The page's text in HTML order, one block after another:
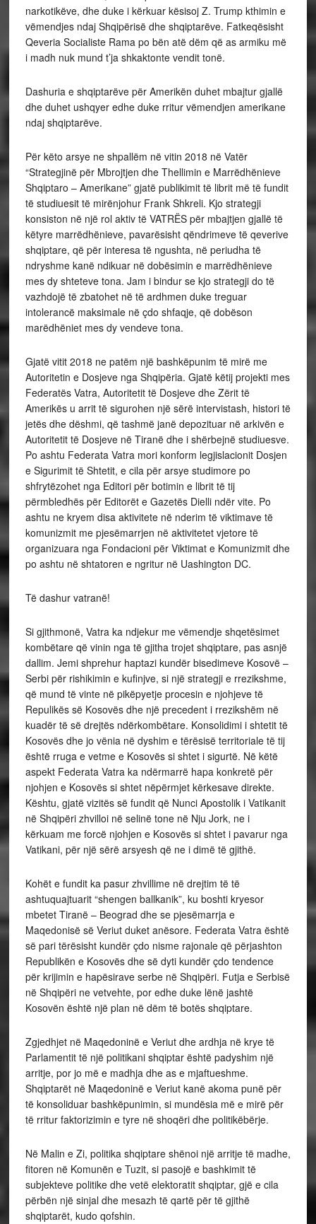
narkotikëve, dhe duke i kërkuar kësisoj Z. Trump kthimin e
vëmendjes ndaj Shqipërisë dhe shqiptarëve. Fatkeqësisht
Qeveria Socialiste Rama po bën atë dëm që as armiku më
i madh nuk mund t’ja shkaktonte vendit tonë.
Dashuria e shqiptarëve për Amerikën duhet mbajtur gjallë
dhe duhet ushqyer edhe duke rritur vëmendjen amerikane
ndaj shqiptarëve.
Për këto arsye ne shpallëm në vitin 2018 në Vatër
“Strategjinë për Mbrojtjen dhe Thellimin e Marrëdhënieve
Shqiptaro – Amerikane” gjatë publikimit të librit më të fundit
të studiuesit të mirënjohur Frank Shkreli. Kjo strategji
konsiston në një rol aktiv të VATRËS për mbajtjen gjallë të
këtyre marrëdhënieve, pavarësisht qëndrimeve të qeverive
shqiptare, që për interesa të ngushta, në periudha të
ndryshme kanë ndikuar në dobësimin e marrëdhënieve
mes dy shteteve tona. Jam i bindur se kjo strategji do të
vazhdojë të zbatohet në të ardhmen duke treguar
intolerancë maksimale në çdo shfaqje, që dobëson
marëdhëniet mes dy vendeve tona.
Gjatë vitit 2018 ne patëm një bashkëpunim të mirë me
Autoritetin e Dosjeve nga Shqipëria. Gjatë këtij projekti mes
Federatës Vatra, Autoritetit të Dosjeve dhe Zërit të
Amerikës u arrit të sigurohen një sërë intervistash, histori të
jetës dhe dëshmi, që tashmë janë depozituar në arkivën e
Autoritetit të Dosjeve në Tiranë dhe i shërbejnë studiuesve.
Po ashtu Federata Vatra mori konform legjislacionit Dosjen
e Sigurimit të Shtetit, e cila për arsye studimore po
shfrytëzohet nga Editori për botimin e librit të tij
përmbledhës për Editorët e Gazetës Dielli ndër vite. Po
ashtu ne kryem disa aktivitete në nderim të viktimave të
komunizmit me pjesëmarrjen në aktivitetet vjetore të
organizuara nga Fondacioni për Viktimat e Komunizmit dhe
po ashtu në shtatoren e ngritur në Uashington DC.
Të dashur vatranë!
Si gjithmonë, Vatra ka ndjekur me vëmendje shqetësimet
kombëtare që vinin nga të gjitha trojet shqiptare, pas asnjë
dallim. Jemi shprehur haptazi kundër bisedimeve Kosovë –
Serbi për rishikimin e kufinjve, si një strategji e rrezikshme,
që mund të vinte në pikëpyetje procesin e njohjeve të
Repulikës së Kosovës dhe një precedent i rrezikshëm në
kuadër të së drejtës ndërkombëtare. Konsolidimi i shtetit të
Kosovës dhe jo vënia në dyshim e tërësisë territoriale të tij
është rruga e vetme e Kosovës si shtet i sigurtë. Në këtë
aspekt Federata Vatra ka ndërmarrë hapa konkretë për
njohjen e Kosovës si shtet nëpërmjet kërkesave direkte.
Kështu, gjatë vizitës së fundit që Nunci Apostolik i Vatikanit
në Shqipëri zhvilloi në selinë tone në Nju Jork, ne i
kërkuam me forcë njohjen e Kosovës si shtet i pavarur nga
Vatikani, për një sërë arsyesh që ne i dimë të gjithë.
Kohët e fundit ka pasur zhvillime në drejtim të të
ashtuquajtuarit “shengen ballkanik”, ku boshti kryesor
mbetet Tiranë – Beograd dhe se pjesëmarrja e
Maqedonisë së Veriut duket anësore. Federata Vatra është
së pari tërësisht kundër çdo nisme rajonale që përjashton
Republikën e Kosovës dhe së dyti kundër çdo tendence
për krijimin e hapësirave serbe në Shqipëri. Futja e Serbisë
në Shqipëri ne vetvehte, por edhe duke lënë jashtë
Kosovën është një plan në dëm të botës shqiptare.
Zgjedhjet në Maqedoninë e Veriut dhe ardhja në krye të
Parlamentit të një politikani shqiptar është padyshim një
arritje, por jo më e madhja dhe as e mjaftueshme.
Shqiptarët në Maqedoninë e Veriut kanë akoma punë për
të konsoliduar bashkëpunimin, si mundësia më e mirë për
të rritur faktorizimin e tyre në shoqëri dhe politikëbërje.
Në Malin e Zi, politika shqiptare shënoi një arritje të madhe,
fitoren në Komunën e Tuzit, si pasojë e bashkimit të
subjekteve politike dhe vetë elektoratit shqiptar, gjë e cila
përbën një sinjal dhe mesazh të qartë për të gjithë
shqiptarët, kudo qofshin.